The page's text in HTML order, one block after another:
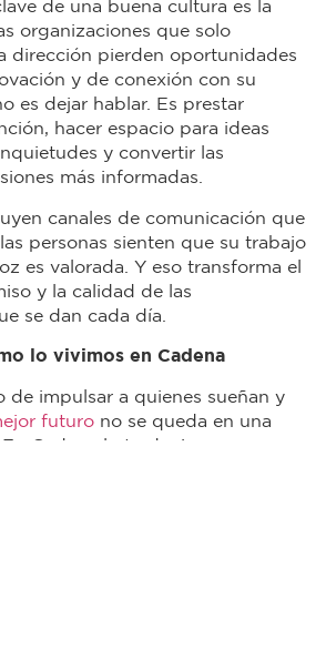
de una buena cultura es la
organizaciones que solo
dirección pierden oportunidades
y de conexión con su
es dejar hablar. Es prestar
hacer espacio para ideas
y convertir las
más informadas.
canales de comunicación que
personas sienten que su trabajo
es valorada. Y eso transforma el
y la calidad de las
se dan cada día.
lo vivimos en Cadena
de impulsar a quienes sueñan y
futuro no se queda en una
Cadena lo traducimos en